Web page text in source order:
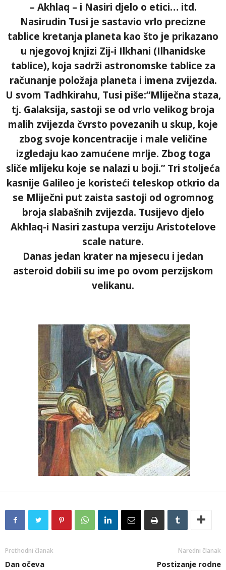
– Akhlaq – i Nasiri djelo o etici… itd.
Nasirudin Tusi je sastavio vrlo precizne
tablice kretanja planeta kao što je prikazano
u njegovoj knjizi Zij-i Ilkhani (Ilhanidske
tablice), koja sadrži astronomske tablice za
računanje položaja planeta i imena zvijezda.
U svom Tadhkirahu, Tusi piše:”Mliječna staza,
tj. Galaksija, sastoji se od vrlo velikog broja
malih zvijezda čvrsto povezanih u skup, koje
zbog svoje koncentracije i male veličine
izgledaju kao zamućene mrlje. Zbog toga
sliče mlijeku koje se nalazi u boji.” Tri stoljeća
kasnije Galileo je koristeći teleskop otkrio da
se Mliječni put zaista sastoji od ogromnog
broja slabašnih zvijezda. Tusijevo djelo
Akhlaq-i Nasiri zastupa verziju Aristotelove
scale nature.
Danas jedan krater na mjesecu i jedan
asteroid dobili su ime po ovom perzijskom
velikanu.
Prethodni članak
Dan očeva
Naredni članak
Postizanje rodne